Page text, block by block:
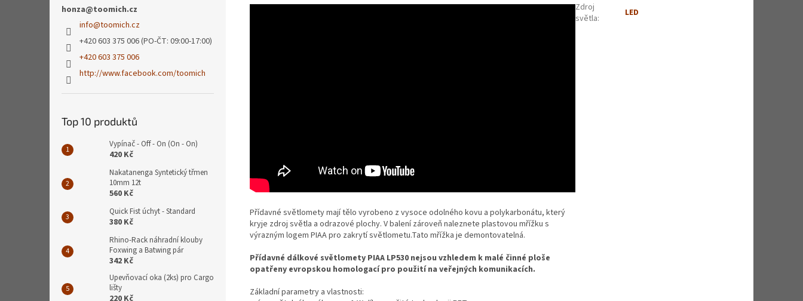
honza@toomich.cz
info@toomich.cz
+420 603 375 006 (PO-ČT: 09:00-17:00)
+420 603 375 006
http://www.facebook.com/toomich
Top 10 produktů
Vypínač - Off - On (On - On)
420 Kč
Nakatanenga Syntetický třmen
10mm 12t
560 Kč
Quick Fist úchyt - Standard
380 Kč
Rhino-Rack náhradní klouby
Foxwing a Batwing pár
342 Kč
Upevňovací oka (2ks) pro Cargo
lišty
220 Kč
Přídavné světlomety mají tělo vyrobeno z vysoce odolného kovu a polykarbonátu, který
kryje zdroj světla a odrazové plochy. V balení zároveň naleznete plastovou mřížku s
výrazným logem PIAA pro zakrytí světlometu.Tato mřížka je demontovatelná.
Přídavné dálkové světlomety PIAA LP530 nejsou vzhledem k malé činné ploše
opatřeny evropskou homologací pro použití na veřejných komunikacích.
Základní parametry a vlastnosti:
Zdroj
světla: LED